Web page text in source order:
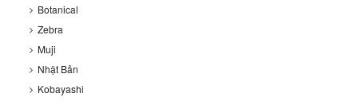
Botanical
Zebra
Muji
Nhật Bản
Kobayashi